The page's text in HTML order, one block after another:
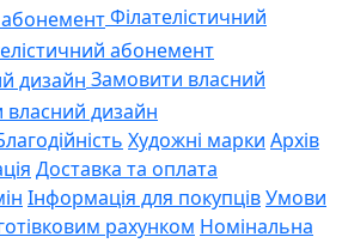
Філателістичний
Замовити власний
Художні марки Архів
Доставка та оплата
Інформація для покупцівУмови
рахунком Номінальна